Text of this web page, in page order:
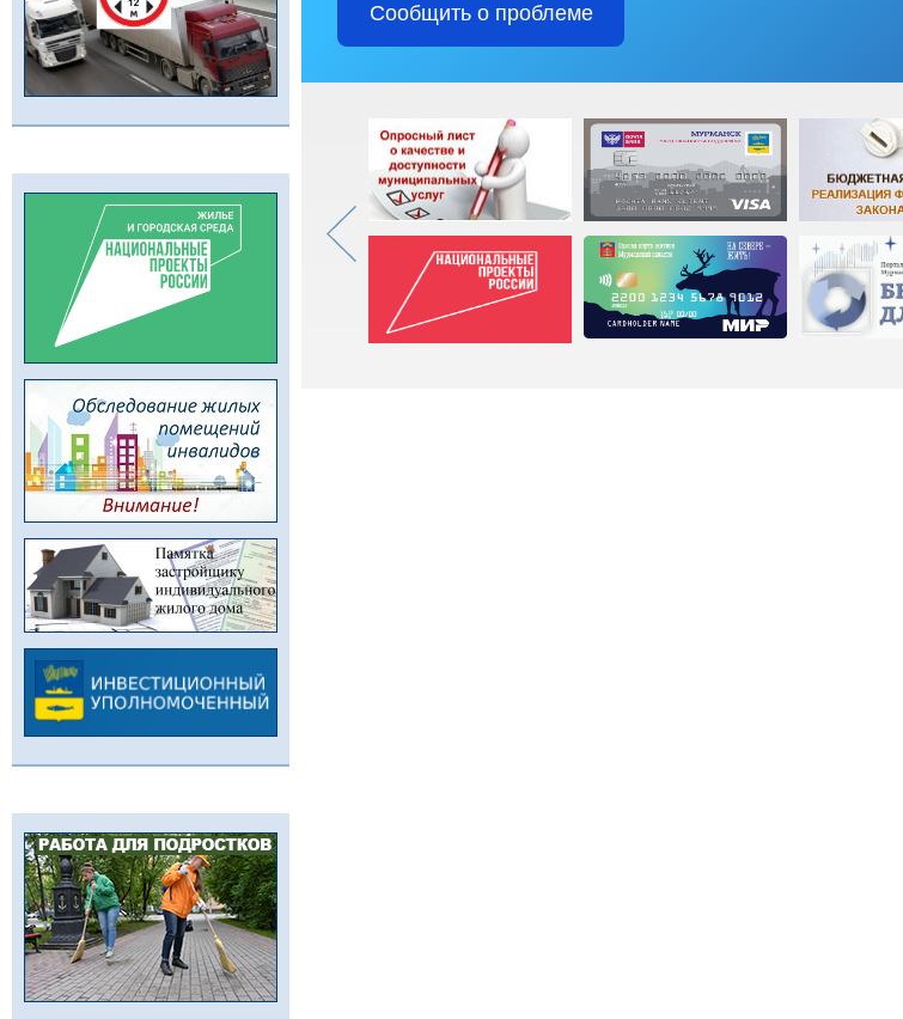
Сообщить о проблеме